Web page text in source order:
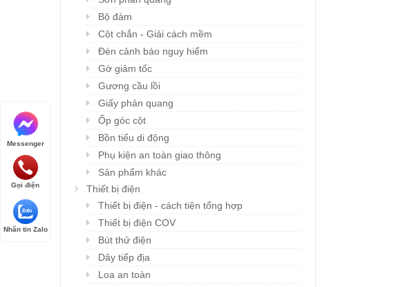
Bộ đàm
Cột chắn - Giải cách mềm
Đèn cảnh báo nguy hiểm
Gờ giảm tốc
Gương cầu lồi
Giấy phản quang
Ốp góc cột
Bồn tiểu di động
Phụ kiện an toàn giao thông
Sản phẩm khác
Thiết bị điện
Thiết bị điện - cách tiện tổng hợp
Thiết bị điện COV
Bút thử điện
Dây tiếp địa
Loa an toàn
Messenger
Gọi điện
Nhắn tin Zalo